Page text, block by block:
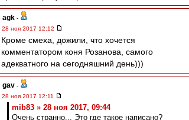
agk -
28 ноя 2017 12:12
Кроме смеха, дожили, что хочется
комментатором коня Розанова, самого
адекватного на сегодняшний день)))
gav -
28 ноя 2017 12:11
mib83 » 28 ноя 2017, 09:44
Очень странно... Это где такое написано?